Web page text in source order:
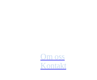
Om oss
Kontakt